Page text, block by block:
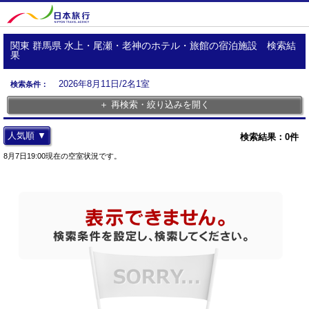
関東 群馬県 水上・尾瀬・老神のホテル・旅館の宿泊施設 検索結
果
検索条件：
2026年8月11日/2名1室
＋ 再検索・絞り込みを開く
検索結果： 0件
人気順 ▼
8月7日19:00現在の空室状況です。